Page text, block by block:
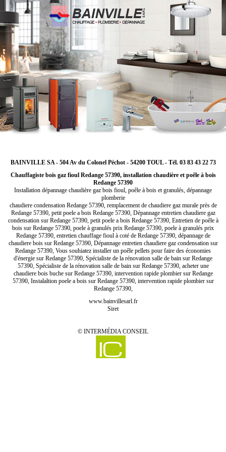
BAINVILLE SA - 504 Av du Colonel Péchot - 54200 TOUL - Tél. 03 83 43 22 73
Chauffagiste bois gaz fioul Redange 57390, installation chaudière et poêle à bois
Redange 57390
Installation dépannage chaudière gaz bois fioul, poêle à bois et granulés, dépannage
plomberie
chaudiere condensation Redange 57390, remplacement de chaudiere gaz murale près de
Redange 57390, petit poele a bois Redange 57390, Dépannage entretien chaudiere gaz
condensation sur Redange 57390, petit poele a bois Redange 57390, Entretien de poêle à
bois sur Redange 57390, poele à granulés prix Redange 57390, poele à granulés prix
Redange 57390, entretien chauffage fioul à coté de Redange 57390, dépannage de
chaudiere bois sur Redange 57390, Dépannage entretien chaudiere gaz condensation sur
Redange 57390, Vous souhiatez installer un poêle pellets pour faire des économies
d'énergie sur Redange 57390, Spécialiste de la rénovation salle de bain sur Redange
57390, Spécialiste de la rénovation salle de bain sur Redange 57390, acheter une
chaudiere bois buche sur Redange 57390, intervention rapide plombier sur Redange
57390, Instalaltion poele a bois sur Redange 57390, intervention rapide plombier sur
Redange 57390,
www.bainvillesarl.fr
Siret
© INTERMÉDIA CONSEIL